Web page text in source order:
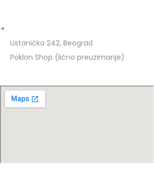
Ustanička 242, Beograd
Poklon Shop (lično preuzimanje)